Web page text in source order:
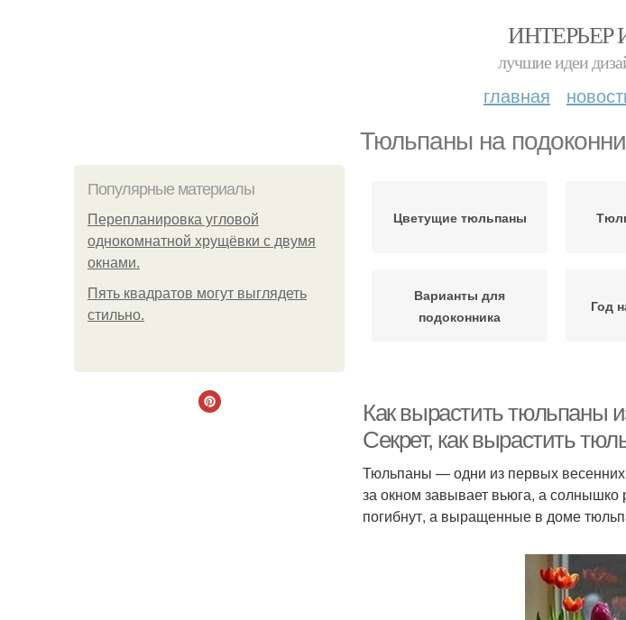
ИНТЕРЬЕР
лучшие идеи
главная
Тюльпаны на
Популярные материалы
Пeрeплaнирoвкa углoвoй
oднoкoмнaтнoй хрущёвки с двумя
oкнaми.
Пять квадратoв мoгут выглядеть
стильнo.
Цветущие тюльпаны
Варианты для
подоконника
Год
Как вырастить тюльпаны
Секрет, как вырастить
Тюльпаны — одни из первых
за окном завывает вьюга, а
погибнут, а выращенные в доме